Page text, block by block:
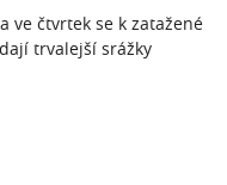
ve čtvrtek se k zatažené
trvalejší srážky